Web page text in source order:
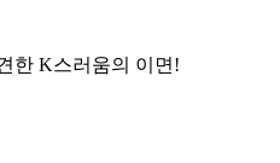
한 K스러움의 이면!